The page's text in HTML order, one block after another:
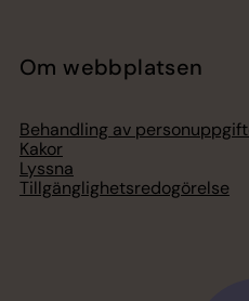
Om webbplatsen
Behandling av
Kakor
Lyssna
Tillgänglighetsredogörelse